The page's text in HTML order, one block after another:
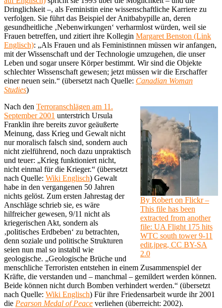
Dringlichkeit –, als Feministin eine wissenschaftliche Karriere zu
verfolgen. Sie führt das Beispiel der Anitbabypille an, deren
gesundheitliche ‚Nebenwirkungen‘ verharmlost würden, weil sie
Frauen betreffen, und zitiert ihre Kollegin Margaret Benston (Link
Englisch): „Als Frauen und als Feministinnen müssen wir anfangen,
mit der Wissenschaft und der Technologie umzugehen, die unser
Leben und sogar unsere Körper bestimmt. Wir sind die Objekte
schlechter Wissenschaft gewesen; jetzt müssen wir die Erschaffer
einer neuen sein.“ (übersetzt nach Quelle: Canadian Woman
Studies)
By Robert on Flickr –
This file has been
extracted from another
file: UA Flight 175 hits
WTC south tower 9-11
edit.jpeg, CC BY-SA
2.0
Nach den Terroranschlägen am 11.
September 2001 unterstrich Ursula
Franklin ihre bereits zuvor geäußerte
Meinung, dass Krieg und Gewalt nicht
nur moralisch falsch sind, sondern auch
nicht zielführend, noch dazu unpraktisch
und teuer: „Krieg funktioniert nicht,
nicht einmal für die Krieger.“ (übersetzt
nach Quelle: Wiki Englisch) Gewalt
habe in den vergangenen 50 Jahren
nichts gelöst. Zum ersten Jahrestag der
Anschläge schrieb sie, es wäre
hilfreicher gewesen, 9/11 nicht als
kriegerischen Akt, sondern als
‚politisches Erdbeben‘ zu betrachten,
denn soziale und politische Strukturen
seien nun mal so instabil wie
geologische. „Geologische Brüche und
menschliche Terroristen entstehen in einem Zusammenspiel der
Kräfte, die verstanden und – manchmal – gemildert werden können.
Beide können nicht durch Bomben verhindert werden.“ (übersetzt
nach Quelle: Wiki Englisch) Für ihre Friedensarbeit wurde ihr 2001
die Pearson Medal of Peace verliehen (überreicht: 2002).